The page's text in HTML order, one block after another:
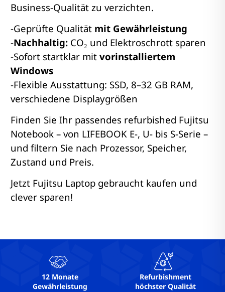
Business-Qualität zu verzichten.
-Geprüfte Qualität mit Gewährleistung
-Nachhaltig: CO₂ und Elektroschrott sparen
-Sofort startklar mit vorinstalliertem
Windows
-Flexible Ausstattung: SSD, 8–32 GB RAM,
verschiedene Displaygrößen
Finden Sie Ihr passendes refurbished Fujitsu
Notebook – von LIFEBOOK E-, U- bis S-Serie –
und filtern Sie nach Prozessor, Speicher,
Zustand und Preis.
Jetzt Fujitsu Laptop gebraucht kaufen und
clever sparen!
12 Monate
Gewährleistung
Refurbishment
höchster Qualität